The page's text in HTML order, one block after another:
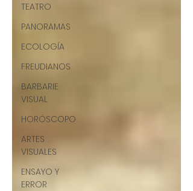
TEATRO
PANORAMAS
ECOLOGÍA
FREUDIANOS
BARBARIE
VISUAL
HORÓSCOPO
ARTES
VISUALES
ENSAYO Y
ERROR